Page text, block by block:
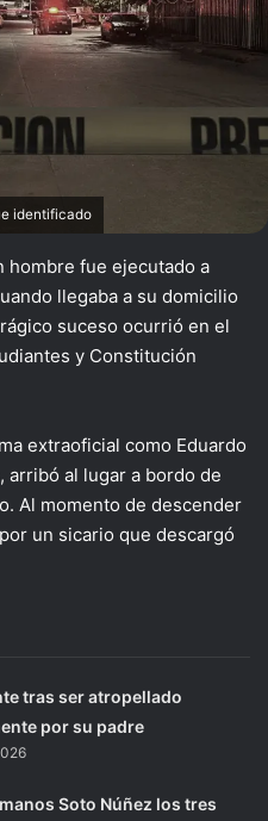
identificado
hombre fue ejecutado a
llegaba a su domicilio
suceso ocurrió en el
y Constitución
extraoficial como Eduardo
arribó al lugar a bordo de
Al momento de descender
un sicario que descargó
tras ser atropellado
por su padre
Soto Núñez los tres